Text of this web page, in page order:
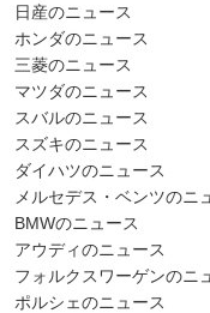
日産のニュース
ホンダのニュース
三菱のニュース
マツダのニュース
スバルのニュース
スズキのニュース
ダイハツのニュース
メルセデス・ベンツのニ
BMWのニュース
アウディのニュース
フォルクスワーゲンのニ
ポルシェのニュース